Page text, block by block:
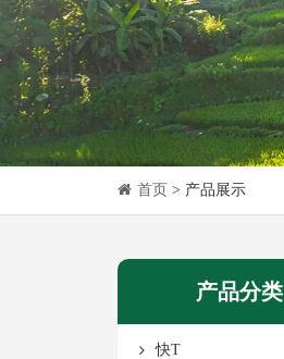
首页 > 产品展示
产品分类
快T